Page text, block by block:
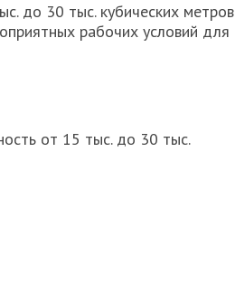
до 30 тыс. кубических метров
рабочих условий для
от 15 тыс. до 30 тыс.